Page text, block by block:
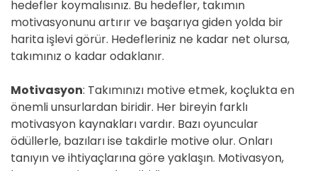
hedefler koymalısınız. Bu hedefler, takımın
motivasyonunu artırır ve başarıya giden yolda bir
harita işlevi görür. Hedefleriniz ne kadar net olursa,
takımınız o kadar odaklanır.
Motivasyon: Takımınızı motive etmek, koçlukta en
önemli unsurlardan biridir. Her bireyin farklı
motivasyon kaynakları vardır. Bazı oyuncular
ödüllerle, bazıları ise takdirle motive olur. Onları
tanıyın ve ihtiyaçlarına göre yaklaşın. Motivasyon,